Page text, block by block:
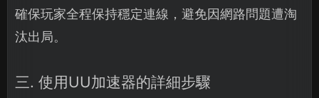
確保玩家全程保持穩定連線，避免因網路問題遭淘
汰出局。
三. 使用UU加速器的詳細步驟